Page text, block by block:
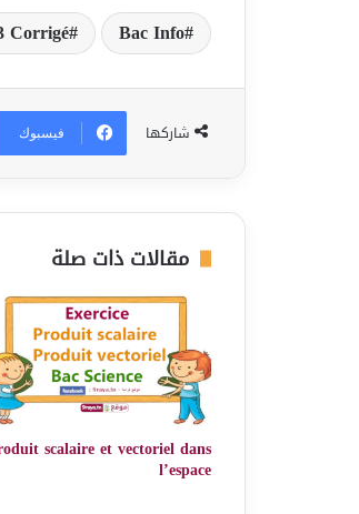
Bac Info
Corrigé
شاركها فيسبوك
مقالات ذات صلة
scalaire et vectoriel dans
l’espace